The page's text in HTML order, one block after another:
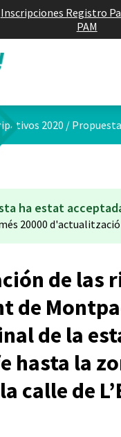
Inscripciones Registro
PAM
2020 /
ha estat
20000
de las
de
de la
hasta la
calle de